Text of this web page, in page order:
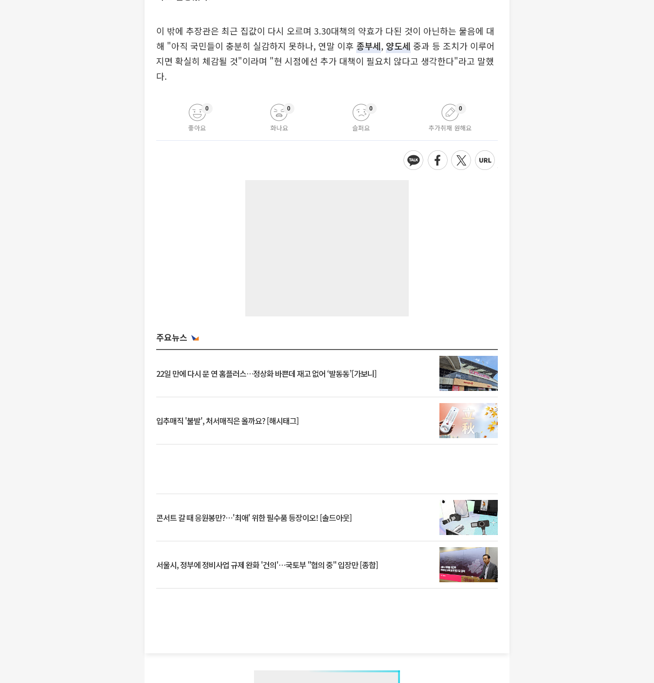
이 밖에 추장관은 최근 집값이 다시 오르며 3.30대책의 약효가 다된 것이 아닌하는 물음에 대
해 "아직 국민들이 충분히 실감하지 못하나, 연말 이후 종부세, 양도세 중과 등 조치가 이루어
지면 확실히 체감될 것"이라며 "현 시점에선 추가 대책이 필요치 않다고 생각한다"라고 말했
다.
좋아요
0
화나요
0
슬퍼요
0
추가취재 원해요
0
주요뉴스
22일 만에 다시 문 연 홈플러스…정상화 바쁜데 재고 없어 ‘발동동’[가보니]
입추매직 '불발', 처서매직은 올까요? [해시태그]
콘서트 갈 때 응원봉만?⋯'최애' 위한 필수품 등장이오! [솔드아웃]
서울시, 정부에 정비사업 규제 완화 '건의'⋯국토부 "협의 중" 입장만 [종합]